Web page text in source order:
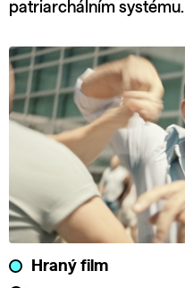
patriarchálním systému.
Hraný film